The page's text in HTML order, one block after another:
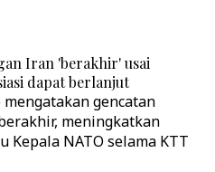
Iran 'berakhir' usai
dapat berlanjut
gencatan
meningkatkan
Kepala NATO selama KTT